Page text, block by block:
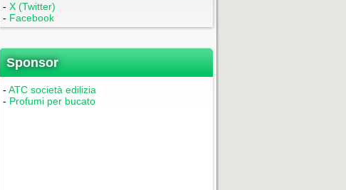
- X (Twitter)
- Facebook
Sponsor
- ATC società edilizia
- Profumi per bucato